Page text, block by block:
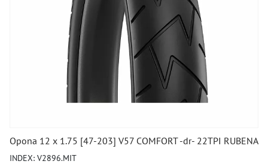
Opona 12 x 1.75 [47-203] V57 COMFORT -dr- 22TPI RUBENA
INDEX: V2896.MIT